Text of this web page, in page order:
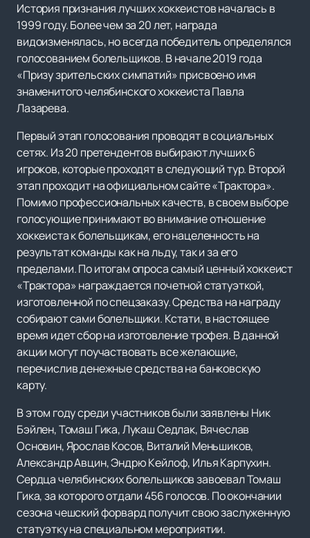
История признания лучших хоккеистов началась в
1999 году. Более чем за 20 лет, награда
видоизменялась, но всегда победитель определялся
голосованием болельщиков. В начале 2019 года
«Призу зрительских симпатий» присвоено имя
знаменитого челябинского хоккеиста Павла
Лазарева.
Первый этап голосования проводят в социальных
сетях. Из 20 претендентов выбирают лучших 6
игроков, которые проходят в следующий тур. Второй
этап проходит на официальном сайте «Трактора».
Помимо профессиональных качеств, в своем выборе
голосующие принимают во внимание отношение
хоккеиста к болельщикам, его нацеленность на
результат команды как на льду, так и за его
пределами. По итогам опроса самый ценный хоккеист
«Трактора» награждается почетной статуэткой,
изготовленной по спецзаказу. Средства на награду
собирают сами болельщики. Кстати, в настоящее
время идет сбор на изготовление трофея. В данной
акции могут поучаствовать все желающие,
перечислив денежные средства на банковскую
карту.
В этом году среди участников были заявлены Ник
Бэйлен, Томаш Гика, Лукаш Седлак, Вячеслав
Основин, Ярослав Косов, Виталий Меньшиков,
Александр Авцин, Эндрю Кейлоф, Илья Карпухин.
Сердца челябинских болельщиков завоевал Томаш
Гика, за которого отдали 456 голосов. По окончании
сезона чешский форвард получит свою заслуженную
статуэтку на специальном мероприятии.